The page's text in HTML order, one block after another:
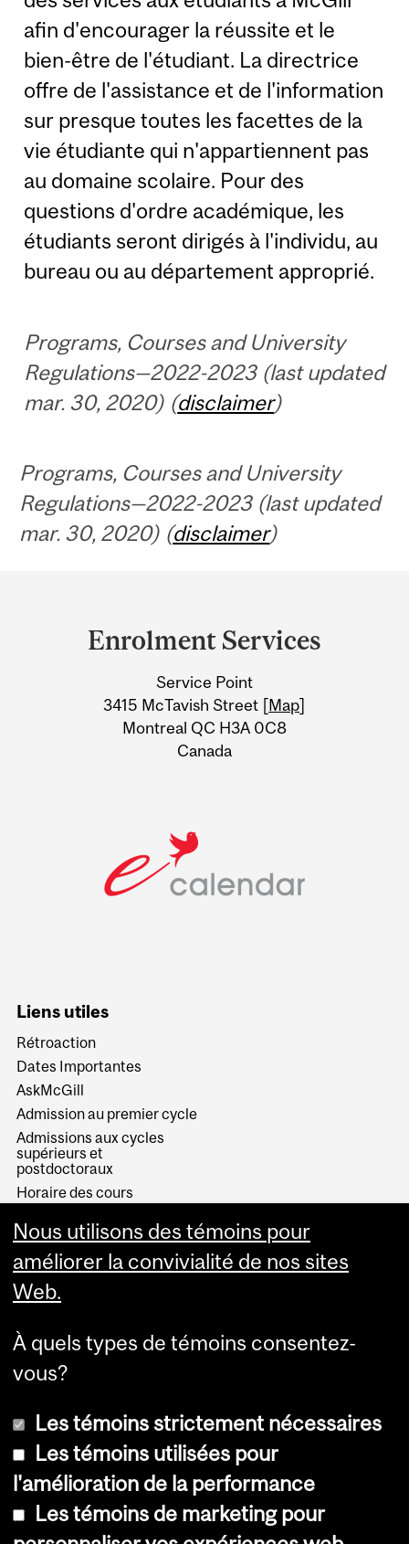
afin d'encourager la réussite et le
bien-être de l'étudiant. La directrice
offre de l'assistance et de l'information
sur presque toutes les facettes de la
vie étudiante qui n'appartiennent pas
au domaine scolaire. Pour des
questions d'ordre académique, les
étudiants seront dirigés à l'individu, au
bureau ou au département approprié.
Programs, Courses and University
Regulations—2022-2023 (last updated
mar. 30, 2020) (disclaimer)
Programs, Courses and University
Regulations—2022-2023 (last updated
mar. 30, 2020) (disclaimer)
Information
Enrolment Services
Service Point
3415 McTavish Street [Map]
Montreal QC H3A 0C8
Canada
Liens utiles
Rétroaction
Dates Importantes
AskMcGill
Admission au premier cycle
Admissions aux cycles
supérieurs et
postdoctoraux
Horaire des cours
Services aux étudiants
© Université McGill, 2026
Accessibilité
Nous utilisons des témoins pour
améliorer la convivialité de nos sites
Web.
À quels types de témoins consentez-
vous?
Les témoins strictement nécessaires
Les témoins utilisées pour
l'amélioration de la performance
Les témoins de marketing pour